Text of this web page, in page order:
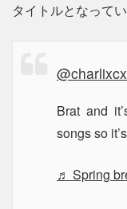
タイトルとなってい
@charlixcx
Brat and
songs so
♬ Spring